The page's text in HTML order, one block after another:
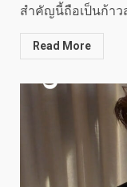
สำคัญนี้ถือเป็นก้าว
Read More